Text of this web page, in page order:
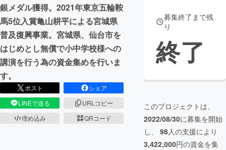
銀メダル獲得。2021年東京五輪鞍
馬5位入賞亀山耕平による宮城県
普及復興事業。宮城県、仙台市を
はじめとし無償で小中学校様への
講演を行う為の資金集めを行いま
す。
ポスト
シェア
LINEで送る
URLコピー
埋め込み
QRコード
募集終了まで残
り
終了
このプロジェクトは、
2022/08/30に募集を開始
し、 98人の支援により
3,422,000円の資金を集